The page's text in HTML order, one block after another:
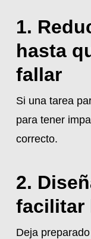
1.
hasta
fallar
Si una tarea
para tener
correcto.
2.
facilitar
Deja